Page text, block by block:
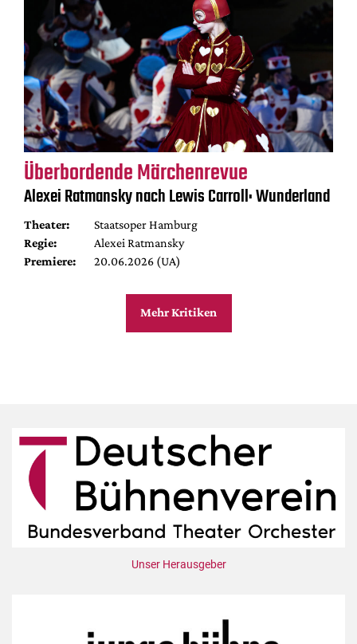
Überbordende Märchenrevue
Alexei Ratmansky nach Lewis Carroll: Wunderland
Theater:
Staatsoper Hamburg
Regie:
Alexei Ratmansky
Premiere:
20.06.2026 (UA)
Mehr Kritiken
Unser Herausgeber